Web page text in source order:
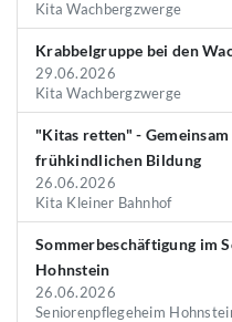
Kita Wachbergzwerge
Krabbelgruppe bei den
29.06.2026
Kita Wachbergzwerge
"Kitas retten" -
frühkindlichen Bildung
26.06.2026
Kita Kleiner Bahnhof
Sommerbeschäftigung im
Hohnstein
26.06.2026
Seniorenpflegeheim